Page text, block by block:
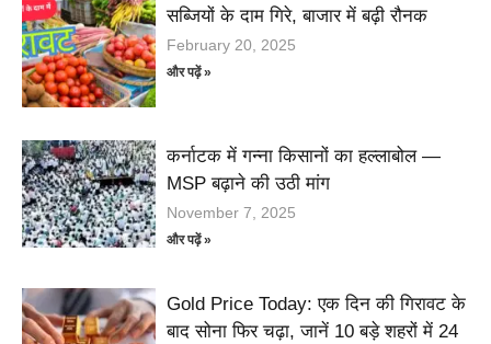
सब्जियों के दाम गिरे, बाजार में बढ़ी रौनक
February 20, 2025
और पढ़ें »
कर्नाटक में गन्ना किसानों का हल्लाबोल —
MSP बढ़ाने की उठी मांग
November 7, 2025
और पढ़ें »
Gold Price Today: एक दिन की गिरावट के
बाद सोना फिर चढ़ा, जानें 10 बड़े शहरों में 24